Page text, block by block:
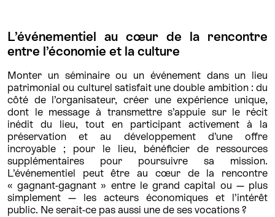
L’événementiel au cœur de la rencontre
entre l’économie et la culture
Monter un séminaire ou un événement dans un lieu
patrimonial ou culturel satisfait une double ambition : du
côté de l’organisateur, créer une expérience unique,
dont le message à transmettre s’appuie sur le récit
inédit du lieu, tout en participant activement à la
préservation et au développement d’une offre
incroyable ; pour le lieu, bénéficier de ressources
supplémentaires pour poursuivre sa mission.
L’événementiel peut être au cœur de la rencontre
« gagnant-gagnant » entre le grand capital ou — plus
simplement — les acteurs économiques et l’intérêt
public. Ne serait-ce pas aussi une de ses vocations ?